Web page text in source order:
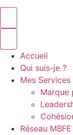
Accueil
Qui suis-je ?
Mes Services
Marque
Réseau MBFE